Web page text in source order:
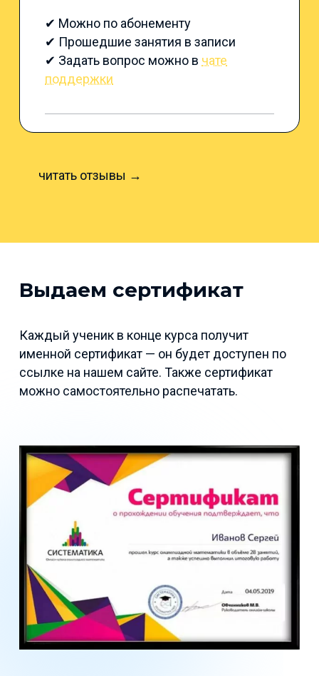
✔ Можно по абонементу
✔ Прошедшие занятия в записи
✔ Задать вопрос можно в чате
поддержки
читать отзывы →
Выдаем сертификат
Каждый ученик в конце курса получит
именной сертификат — он будет доступен по
ссылке на нашем сайте. Также сертификат
можно самостоятельно распечатать.